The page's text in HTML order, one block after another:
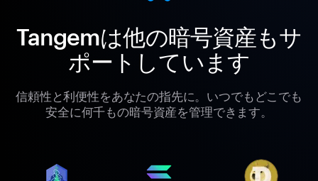
Tangemは他の暗号資産もサ
ポートしています
信頼性と利便性をあなたの指先に。いつでもどこでも
安全に何千もの暗号資産を管理できます。